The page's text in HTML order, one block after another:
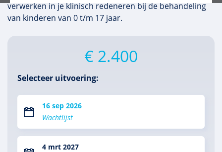
verwerken in je klinisch redeneren bij de behandeling
van kinderen van 0 t/m 17 jaar.
€ 2.400
Selecteer uitvoering:
16 sep 2026
Wachtlijst
4 mrt 2027